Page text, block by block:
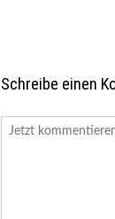
Schreibe einen